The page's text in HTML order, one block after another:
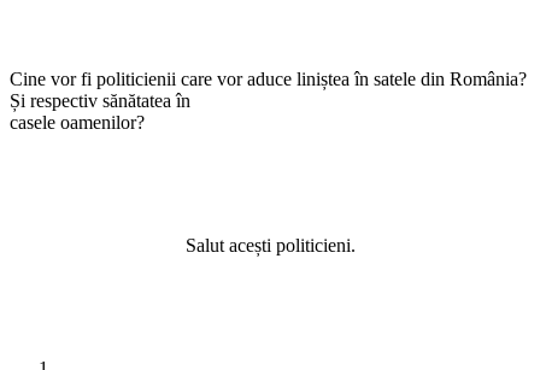
Cine vor fi politicienii care vor aduce liniștea în satele din România?
Și respectiv sănătatea în
casele oamenilor?
Salut acești politicieni.